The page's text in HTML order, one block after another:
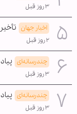
۳ روز قبل
اخبار جهان
۲ روز قبل
چندرسانه‌ای
۳ روز قبل
چندرسانه‌ای
۳ روز قبل